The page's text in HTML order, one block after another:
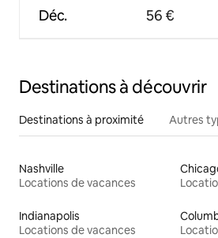
Déc. 56 €
Destinations à découvrir
Destinations à proximité Autres
Nashville
Locations de vacances
Indianapolis
Locations de vacances